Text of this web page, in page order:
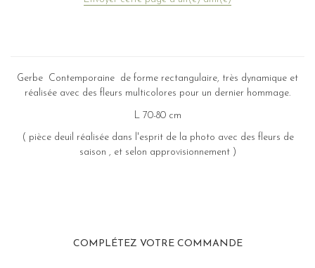
Gerbe Contemporaine de forme rectangulaire, très dynamique et
réalisée avec des fleurs multicolores pour un dernier hommage.
L 70-80 cm
( pièce deuil réalisée dans l'esprit de la photo avec des fleurs de
saison , et selon approvisionnement )
COMPLÉTEZ VOTRE COMMANDE